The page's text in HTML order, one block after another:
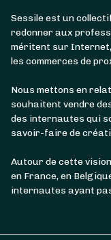
Sessile est un
redonner aux
méritent sur
les commerces de
Nous mettons en
souhaitent vendre
des internautes qui
savoir-faire de
Autour de cette
en France, en
internautes ayant